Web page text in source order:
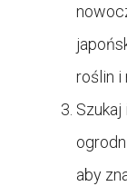
roślin i
aby